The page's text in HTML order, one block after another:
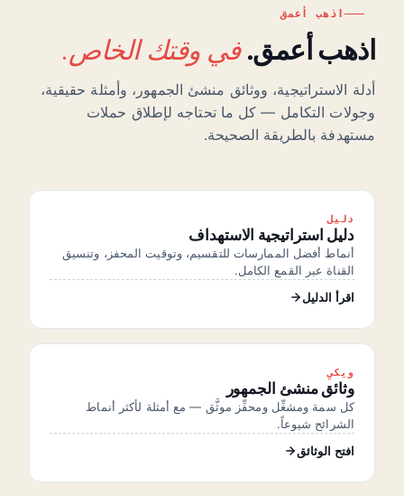
اذهب أعمق
اذهب أعمق.في وقتك الخاص.
أدلة الاستراتيجية، ووثائق منشئ الجمهور، وأمثلة حقيقية،
وجولات التكامل — كل ما تحتاجه لإطلاق حملات
مستهدفة بالطريقة الصحيحة.
دليل
دليل استراتيجية الاستهداف
أنماط أفضل الممارسات للتقسيم، وتوقيت المحفز، وتنسيق
القناة عبر القمع الكامل.
اقرأ الدليل
ويكي
وثائق منشئ الجمهور
كل سمة ومشغِّل ومحفِّز موثَّق — مع أمثلة لأكثر أنماط
الشرائح شيوعاً.
افتح الوثائق